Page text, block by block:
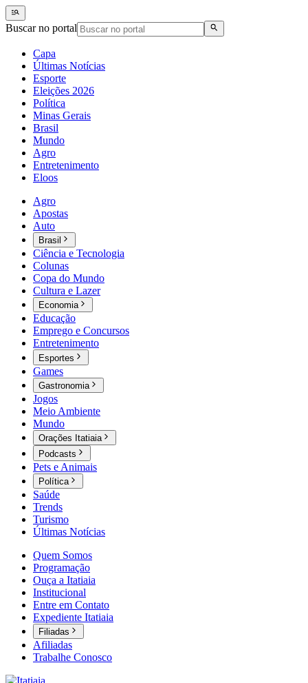
Buscar no portal
Capa
Últimas Notícias
Esporte
Eleições 2026
Política
Minas Gerais
Brasil
Mundo
Agro
Entretenimento
Eloos
Agro
Apostas
Auto
Brasil
Ciência e Tecnologia
Colunas
Copa do Mundo
Cultura e Lazer
Economia
Educação
Emprego e Concursos
Entretenimento
Esportes
Games
Gastronomia
Jogos
Meio Ambiente
Mundo
Orações Itatiaia
Podcasts
Pets e Animais
Política
Saúde
Trends
Turismo
Últimas Notícias
Quem Somos
Programação
Ouça a Itatiaia
Institucional
Entre em Contato
Expediente Itatiaia
Filiadas
Afiliadas
Trabalhe Conosco